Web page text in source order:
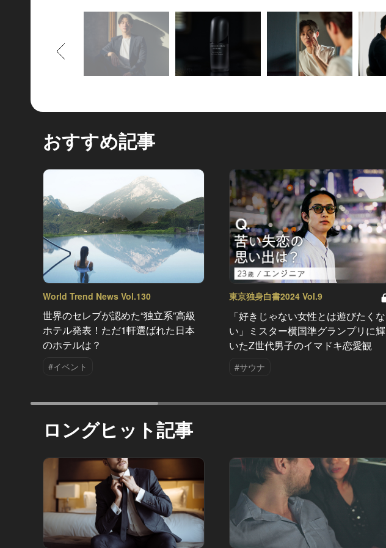
おすすめ記事
World Trend News Vol.130
世界のセレブが認めた“独立系”高級
ホテル発表！ただ1軒選ばれた日本
のホテルは？
#イベント
東京独身白書2024 Vol.9
「好きじゃない女性とは遊びたくな
い」ミスター横国準グランプリに輝
いたZ世代男子のイマドキ恋愛観
#サウナ
ロングヒット記事